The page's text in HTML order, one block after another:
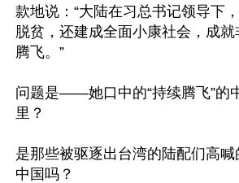
款地说：“大陆在习总书记领导下
脱贫，还建成全面小康社会，成
腾飞。”
问题是——她口中的“持续腾飞”的
里？
是那些被驱逐出台湾的陆配们高
中国吗？